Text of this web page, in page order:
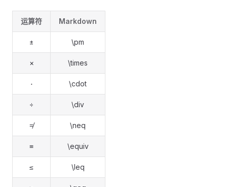
运算符 Markdown
± \pm
× \times
\cdot
⋅ \cdot
÷ \div
≠ \neq
≡ \equiv
≤ \leq